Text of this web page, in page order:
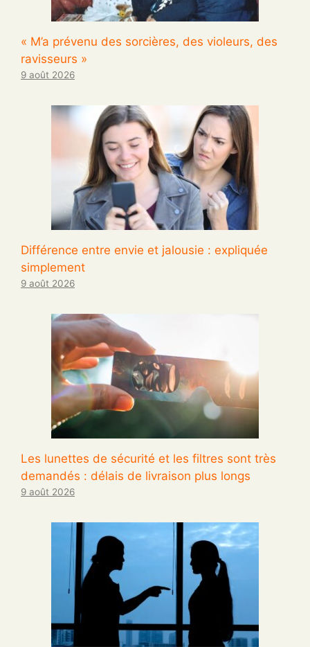
« M’a prévenu des sorcières, des violeurs, des
ravisseurs »
9 août 2026
Différence entre envie et jalousie : expliquée
simplement
9 août 2026
Les lunettes de sécurité et les filtres sont très
demandés : délais de livraison plus longs
9 août 2026